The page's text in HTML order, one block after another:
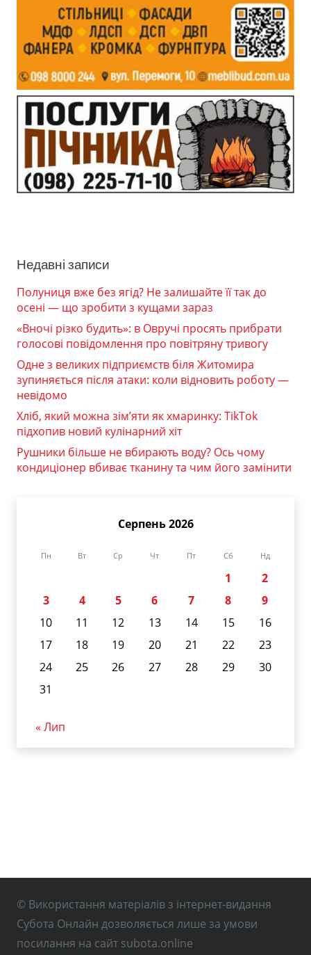
Недавні записи
Полуниця вже без ягід? Не залишайте її так до
осені — що зробити з кущами зараз
«Вночі різко будить»: в Овручі просять прибрати
голосові повідомлення про повітряну тривогу
Одне з великих підприємств біля Житомира
зупиняється після атаки: коли відновить роботу —
невідомо
Хліб, який можна зім’яти як хмаринку: TikTok
підхопив новий кулінарний хіт
Рушники більше не вбирають воду? Ось чому
кондиціонер вбиває тканину та чим його замінити
Серпень 2026
Пн Вт Ср Чт Пт Сб Нд
1
2
3
4 5 6 7 8
9
10
11 12 13 14 15
16
17
18 19 20 21 22
23
24
25 26 27 28 29
30
31
« Лип
© Використання матеріалів з інтернет-видання
Субота Онлайн дозволяється лише за умови
посилання на сайт subota.online